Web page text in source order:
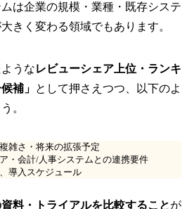
は企業の規模・業種・既存システ
きく変わる領域でもあります。
うなレビューシェア上位・ランキ
補」 として押さえつつ、以下のよ
。
雑さ・将来の拡張予定
・会計/人事システムとの連携要件
導入スケジュール
料・トライアルを比較することが